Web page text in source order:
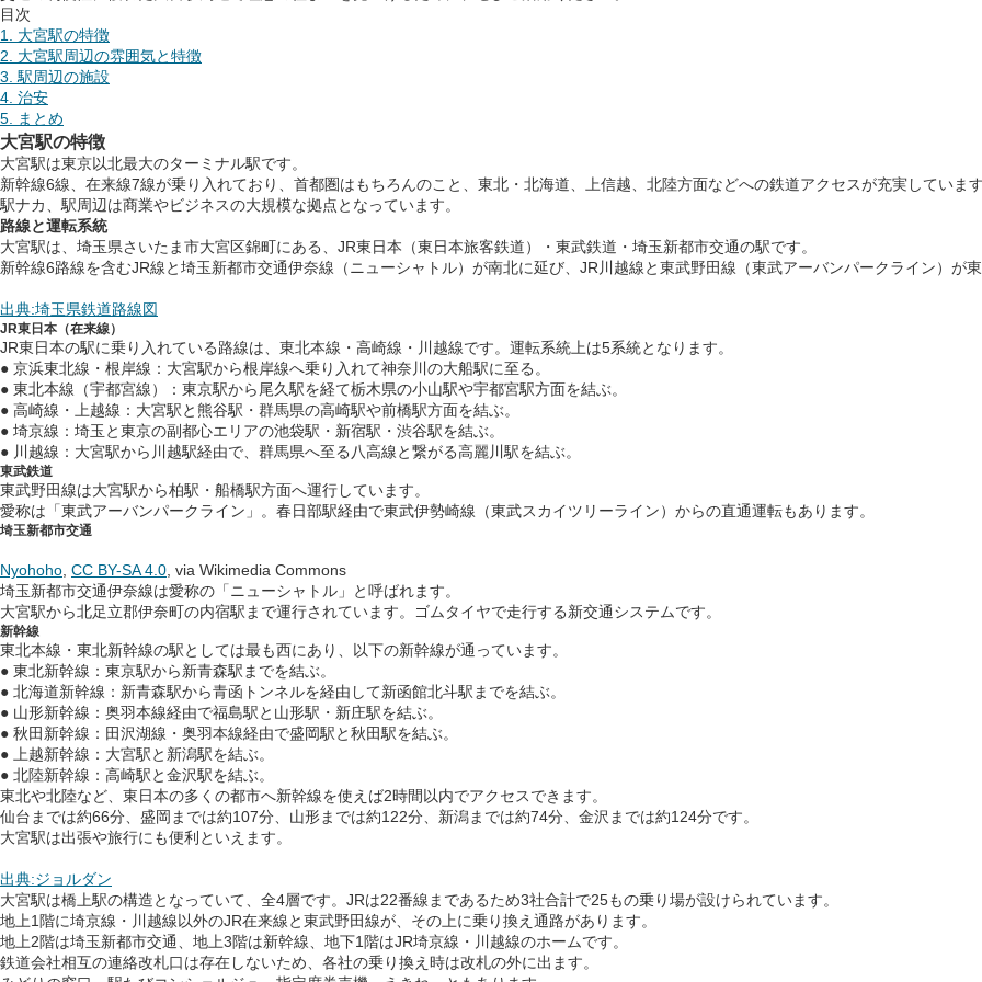
目次
1. 大宮駅の特徴
2. 大宮駅周辺の雰囲気と特徴
3. 駅周辺の施設
4. 治安
5. まとめ
大宮駅の特徴
大宮駅は東京以北最大のターミナル駅です。
新幹線6線、在来線7線が乗り入れており、首都圏はもちろんのこと、東北・北海道、上信越、北陸方面などへの鉄道アクセスが充実しています
駅ナカ、駅周辺は商業やビジネスの大規模な拠点となっています。
路線と運転系統
大宮駅は、埼玉県さいたま市大宮区錦町にある、JR東日本（東日本旅客鉄道）・東武鉄道・埼玉新都市交通の駅です。
新幹線6路線を含むJR線と埼玉新都市交通伊奈線（ニューシャトル）が南北に延び、JR川越線と東武野田線（東武アーバンパークライン）が東
出典:埼玉県鉄道路線図
JR東日本（在来線）
JR東日本の駅に乗り入れている路線は、東北本線・高崎線・川越線です。運転系統上は5系統となります。
● 京浜東北線・根岸線：大宮駅から根岸線へ乗り入れて神奈川の大船駅に至る。
● 東北本線（宇都宮線）：東京駅から尾久駅を経て栃木県の小山駅や宇都宮駅方面を結ぶ。
● 高崎線・上越線：大宮駅と熊谷駅・群馬県の高崎駅や前橋駅方面を結ぶ。
● 埼京線：埼玉と東京の副都心エリアの池袋駅・新宿駅・渋谷駅を結ぶ。
● 川越線：大宮駅から川越駅経由で、群馬県へ至る八高線と繋がる高麗川駅を結ぶ。
東武鉄道
東武野田線は大宮駅から柏駅・船橋駅方面へ運行しています。
愛称は「東武アーバンパークライン」。春日部駅経由で東武伊勢崎線（東武スカイツリーライン）からの直通運転もあります。
埼玉新都市交通
Nyohoho CC BY-SA 4.0 , via Wikimedia Commons
埼玉新都市交通伊奈線は愛称の「ニューシャトル」と呼ばれます。
大宮駅から北足立郡伊奈町の内宿駅まで運行されています。ゴムタイヤで走行する新交通システムです。
新幹線
東北本線・東北新幹線の駅としては最も西にあり、以下の新幹線が通っています。
● 東北新幹線：東京駅から新青森駅までを結ぶ。
● 北海道新幹線：新青森駅から青函トンネルを経由して新函館北斗駅までを結ぶ。
● 山形新幹線：奥羽本線経由で福島駅と山形駅・新庄駅を結ぶ。
● 秋田新幹線：田沢湖線・奥羽本線経由で盛岡駅と秋田駅を結ぶ。
● 上越新幹線：大宮駅と新潟駅を結ぶ。
● 北陸新幹線：高崎駅と金沢駅を結ぶ。
東北や北陸など、東日本の多くの都市へ新幹線を使えば2時間以内でアクセスできます。
仙台までは約66分、盛岡までは約107分、山形までは約122分、新潟までは約74分、金沢までは約124分です。
大宮駅は出張や旅行にも便利といえます。
出典:ジョルダン
大宮駅は橋上駅の構造となっていて、全4層です。JRは22番線まであるため3社合計で25もの乗り場が設けられています。
地上1階に埼京線・川越線以外のJR在来線と東武野田線が、その上に乗り換え通路があります。
地上2階は埼玉新都市交通、地上3階は新幹線、地下1階はJR埼京線・川越線のホームです。
鉄道会社相互の連絡改札口は存在しないため、各社の乗り換え時は改札の外に出ます。